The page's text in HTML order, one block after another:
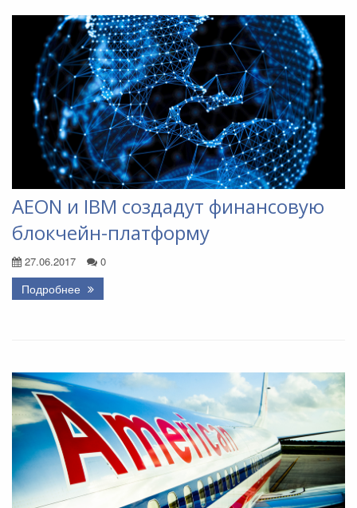
AEON и IBM создадут финансовую
блокчейн-платформу
27.06.2017 0
Подробнее